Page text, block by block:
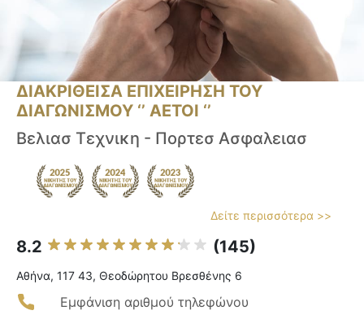
ΔΙΑΚΡΙΘΕΙΣΑ ΕΠΙΧΕΙΡΗΣΗ ΤΟΥ
ΔΙΑΓΩΝΙΣΜΟΥ ‘’ ΑΕΤΟΙ ‘’
Βελιασ Τεχνικη - Πορτεσ Ασφαλειασ
Δείτε περισσότερα >>
8.2 (145)
Αθήνα, 117 43, Θεοδώρητου Βρεσθένης 6
Εμφάνιση αριθμού τηλεφώνου